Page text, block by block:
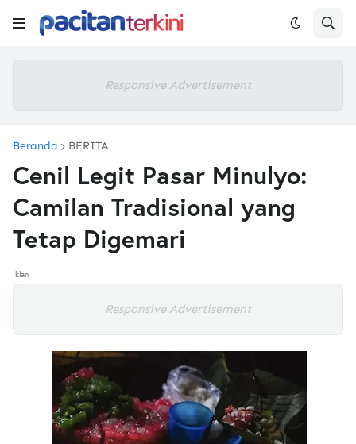
Responsive Advertisement
Beranda BERITA
Cenil Legit Pasar Minulyo:
Camilan Tradisional yang
Tetap Digemari
Iklan
Responsive Advertisement